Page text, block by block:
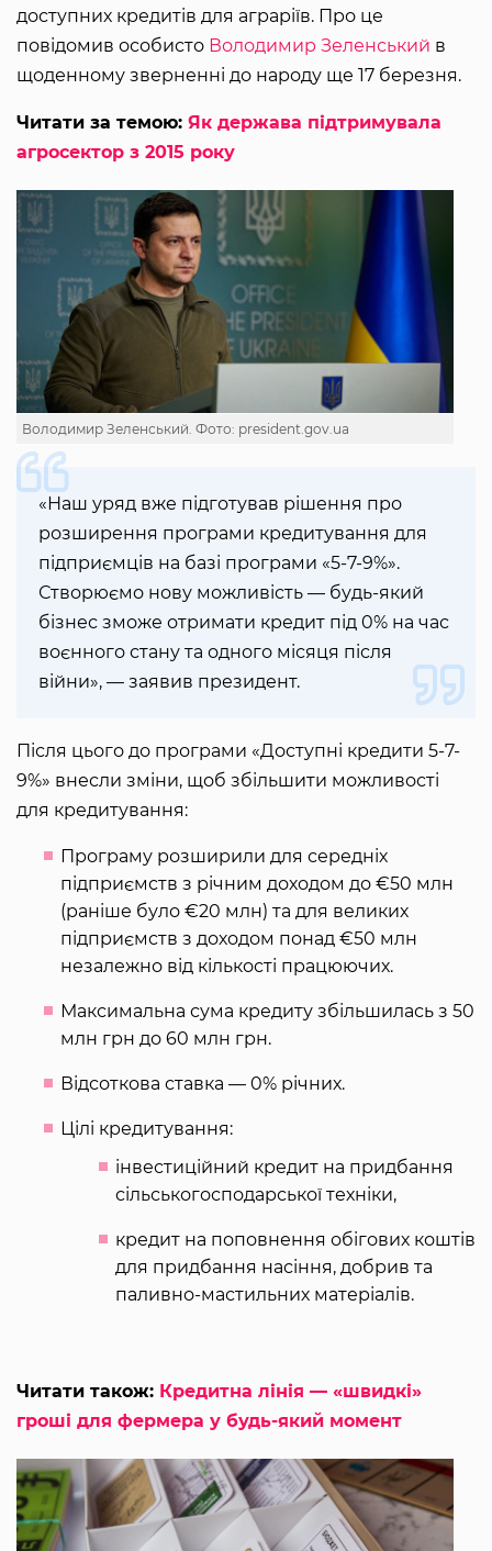
доступних кредитів для аграріїв. Про це
повідомив особисто Володимир Зеленський в
щоденному зверненні до народу ще 17 березня.
Читати за темою: Як держава підтримувала
агросектор з 2015 року
Володимир Зеленський. Фото: president.gov.ua
«Наш уряд вже підготував рішення про
розширення програми кредитування для
підприємців на базі програми «5-7-9%».
Створюємо нову можливість — будь-який
бізнес зможе отримати кредит під 0% на час
воєнного стану та одного місяця після
війни», — заявив президент.
Після цього до програми «Доступні кредити 5-7-
9%» внесли зміни, щоб збільшити можливості
для кредитування:
Програму розширили для середніх
підприємств з річним доходом до €50 млн
(раніше було €20 млн) та для великих
підприємств з доходом понад €50 млн
незалежно від кількості працюючих.
Максимальна сума кредиту збільшилась з 50
млн грн до 60 млн грн.
Відсоткова ставка — 0% річних.
Цілі кредитування:
інвестиційний кредит на придбання
сільськогосподарської техніки,
кредит на поповнення обігових коштів
для придбання насіння, добрив та
паливно-мастильних матеріалів.
Читати також: Кредитна лінія — «швидкі»
гроші для фермера у будь-який момент